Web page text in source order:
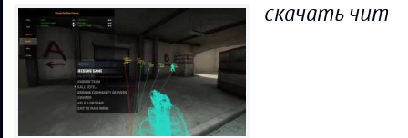
скачать чит -